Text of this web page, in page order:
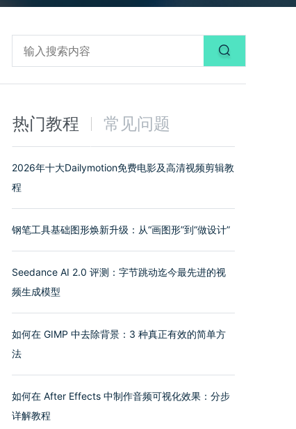
热门教程 常见问题
2026年十大Dailymotion免费电影及高清视频剪辑教
程
钢笔工具基础图形焕新升级：从“画图形”到“做设计”
Seedance AI 2.0 评测：字节跳动迄今最先进的视
频生成模型
如何在 GIMP 中去除背景：3 种真正有效的简单方
法
如何在 After Effects 中制作音频可视化效果：分步
详解教程